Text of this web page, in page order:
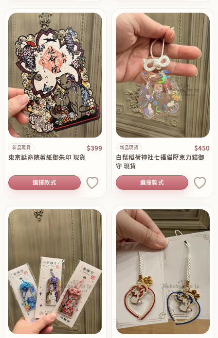
新品現貨 $399
東京延命院剪紙御朱印 現貨
選擇款式
新品現貨 $450
白鬚稻荷神社七福貓壓克力貓御
守 現貨
選擇款式